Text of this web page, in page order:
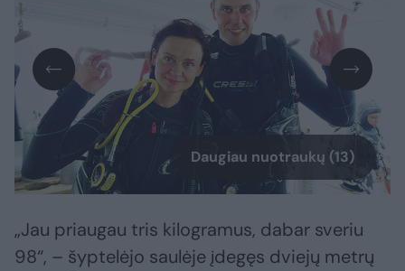
Daugiau nuotraukų (13)
„Jau priaugau tris kilogramus, dabar sveriu
98“, – šyptelėjo saulėje įdegęs dviejų metrų